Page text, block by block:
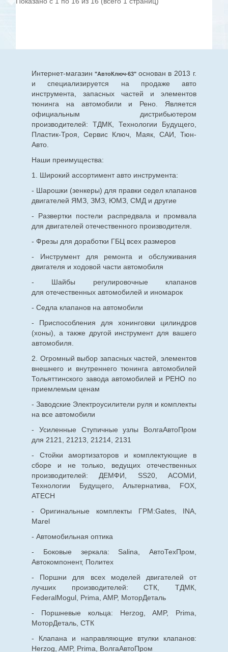
Интернет-магазин "АвтоКлюч-63" основан в 2013 г.
и специализируется на продаже авто
инструмента, запасных частей и элементов
тюнинга на автомобили и Рено. Является
официальным дистрибьютером
производителей: ТДМК, Технологии Будущего,
Пластик-Троя, Сервис Ключ, Маяк, САИ, Тюн-
Авто.
Наши преимущества:
1. Широкий ассортимент авто инструмента:
- Шарошки (зенкеры) для правки седел клапанов
двигателей ЯМЗ, ЗМЗ, ЮМЗ, СМД и другие
- Развертки постели распредвала и промвала
для двигателей отечественного производителя.
- Фрезы для доработки ГБЦ всех размеров
- Инструмент для ремонта и обслуживания
двигателя и ходовой части автомобиля
- Шайбы регулировочные клапанов
для отечественныхавтомобилей и иномарок
- Седла клапанов на автомобили
- Приспособления для хонинговки цилиндров
(хоны), а также другой инструмент для вашего
автомобиля.
2. Огромный выбор запасных частей, элементов
внешнего и внутреннего тюнинга автомобилей
Тольяттинского завода автомобилей и РЕНО по
приемлемым ценам
- Заводские Электроусилители руля и комплекты
на все автомобили
- Усиленные Ступичные узлы ВолгаАвтоПром
для 2121, 21213, 21214, 2131
- Стойки амортизаторов и комплектующие в
сборе и не только, ведущих отечественных
производителей: ДЕМФИ, SS20, АСОМИ,
Технологии Будущего, Альтернатива, FOX,
ATECH
- Оригинальные комплекты ГРМ:Gates, INA,
Marel
- Автомобильная оптика
- Боковые зеркала: Salina, АвтоТехПром,
Автокомпонент, Политех
- Поршни для всех моделей двигателей от
лучших производителей: СТК, ТДМК,
FederalMogul, Prima, AMP, МоторДеталь
- Поршневые кольца: Herzog, AMP, Prima,
МоторДеталь, СТК
- Клапана и направляющие втулки клапанов:
Herzog, AMP, Prima, ВолгаАвтоПром